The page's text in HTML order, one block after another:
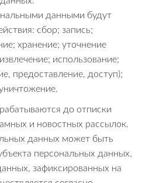
данными будут
сбор; запись;
хранение; уточнение
использование;
предоставление, доступ);
до отписки
и новостных рассылок.
данных может быть
персональных данных.
зафиксированных на